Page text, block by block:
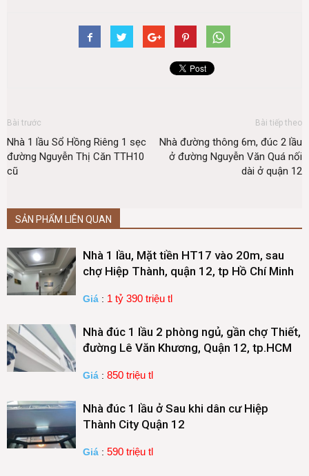
Bài trước
Nhà 1 lầu Sổ Hồng Riêng 1 sẹc
đường Nguyễn Thị Căn TTH10
cũ
Bài tiếp theo
Nhà đường thông 6m, đúc 2 lầu
ở đường Nguyễn Văn Quá nối
dài ở quận 12
SẢN PHẨM LIÊN QUAN
Nhà 1 lầu, Mặt tiền HT17 vào 20m, sau
chợ Hiệp Thành, quận 12, tp Hồ Chí Minh
Giá : 1 tỷ 390 triệu tl
Nhà đúc 1 lầu 2 phòng ngủ, gần chợ Thiết,
đường Lê Văn Khương, Quận 12, tp.HCM
Giá : 850 triệu tl
Nhà đúc 1 lầu ở Sau khi dân cư Hiệp
Thành City Quận 12
Giá : 590 triệu tl